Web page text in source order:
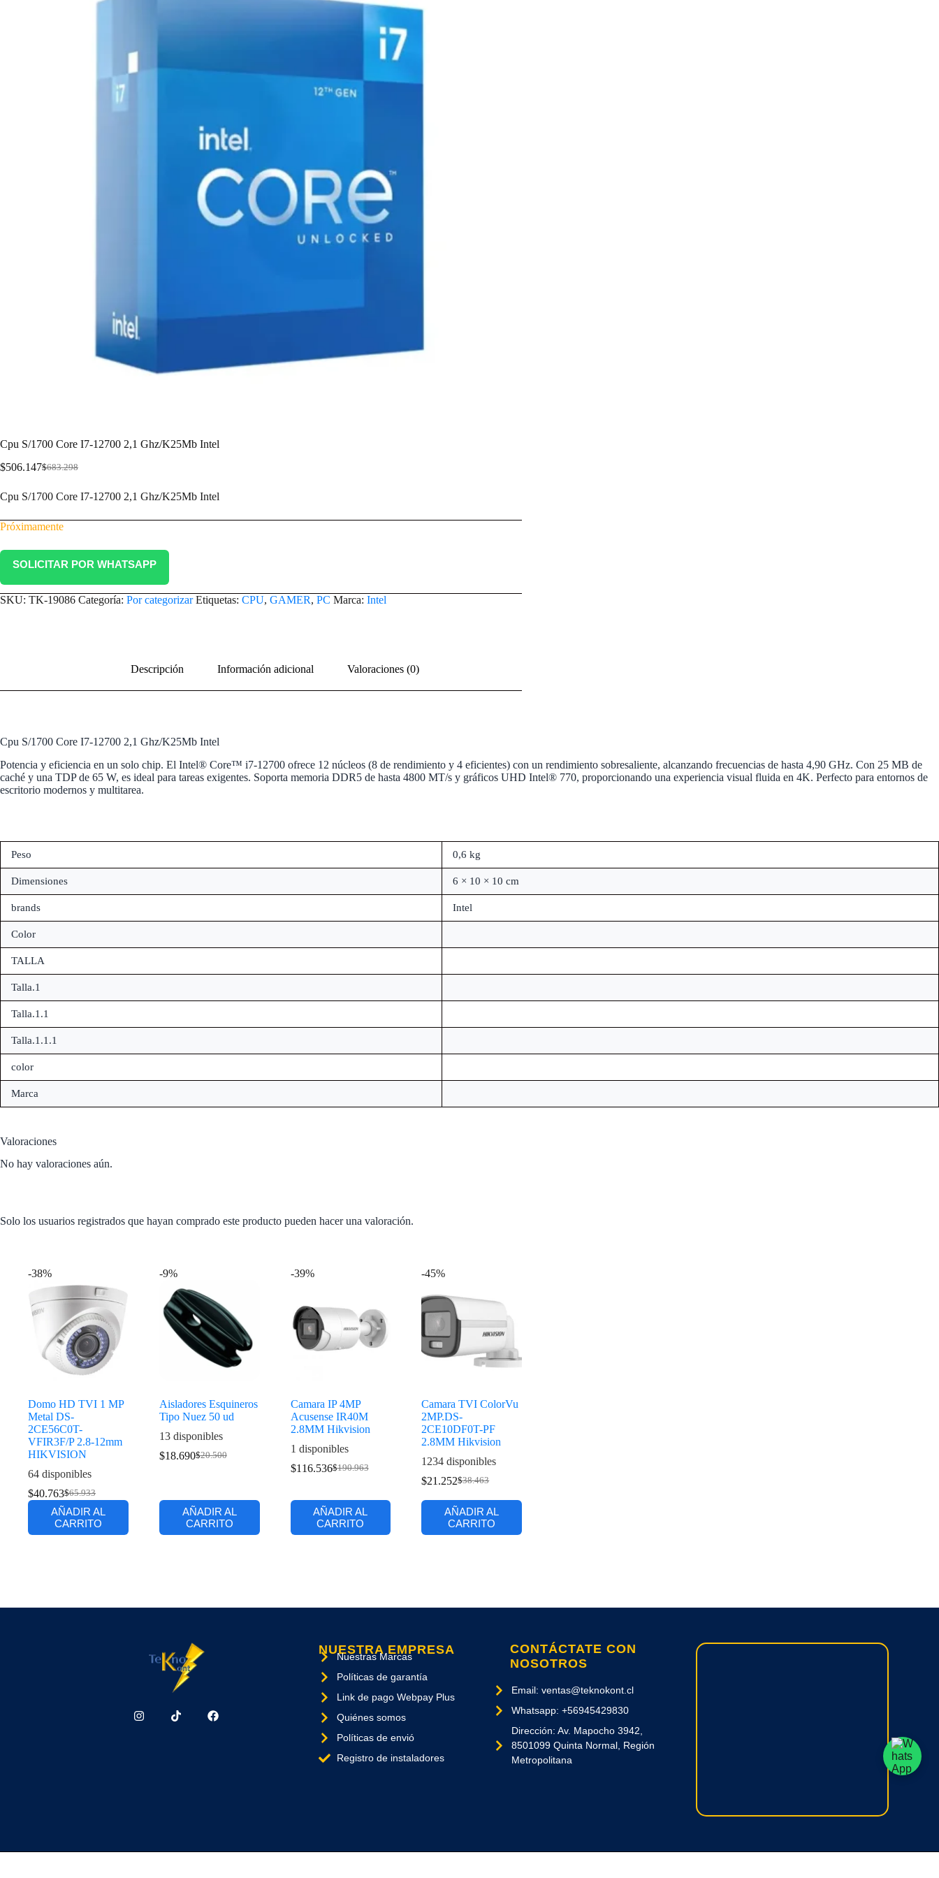
Cpu S/1700 Core I7-12700 2,1 Ghz/K25Mb Intel
$683.298
$506.147
Cpu S/1700 Core I7-12700 2,1 Ghz/K25Mb Intel
Próximamente
SOLICITAR POR WHATSAPP
SKU: TK-19086 Categoría: Por categorizar Etiquetas: CPU, GAMER, PC Marca: Intel
Descripción Información adicional Valoraciones (0)
Cpu S/1700 Core I7-12700 2,1 Ghz/K25Mb Intel
Potencia y eficiencia en un solo chip. El Intel® Core™ i7-12700 ofrece 12 núcleos (8 de rendimiento y 4 eficientes) con un rendimiento sobresaliente, alcanzando frecuencias de hasta 4,90 GHz. Con 25 MB de
caché y una TDP de 65 W, es ideal para tareas exigentes. Soporta memoria DDR5 de hasta 4800 MT/s y gráficos UHD Intel® 770, proporcionando una experiencia visual fluida en 4K. Perfecto para entornos de
escritorio modernos y multitarea.
Peso 0,6 kg
Dimensiones 6 × 10 × 10 cm
brands Intel
Color
TALLA
Talla.1
Talla.1.1
Talla.1.1.1
color
Marca
Valoraciones
No hay valoraciones aún.
Solo los usuarios registrados que hayan comprado este producto pueden hacer una valoración.
-38%
Domo HD TVI 1 MP
Metal DS-
2CE56C0T-
VFIR3F/P 2.8-12mm
HIKVISION
64 disponibles
$65.933
$40.763
AÑADIR AL
CARRITO
-9%
Aisladores Esquineros
Tipo Nuez 50 ud
13 disponibles
$20.500
$18.690
AÑADIR AL
CARRITO
-39%
Camara IP 4MP
Acusense IR40M
2.8MM Hikvision
1 disponibles
$190.963
$116.536
AÑADIR AL
CARRITO
-45%
Camara TVI ColorVu
2MP.DS-
2CE10DF0T-PF
2.8MM Hikvision
1234 disponibles
$38.463
$21.252
AÑADIR AL
CARRITO
NUESTRA EMPRESA
Nuestras Marcas
Políticas de garantía
Link de pago Webpay Plus
Quiénes somos
Políticas de envió
Registro de instaladores
CONTÁCTATE CON
NOSOTROS
Email: ventas@teknokont.cl
Whatsapp: +56945429830
Dirección: Av. Mapocho 3942,
8501099 Quinta Normal, Región
Metropolitana